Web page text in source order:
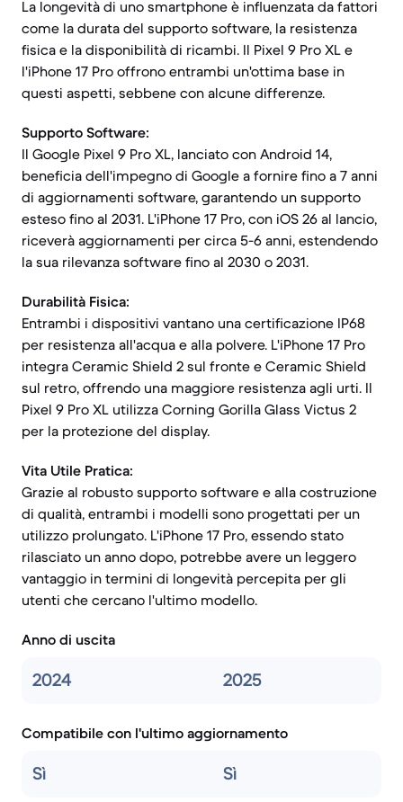
La longevità di uno smartphone è influenzata da fattori
come la durata del supporto software, la resistenza
fisica e la disponibilità di ricambi. Il Pixel 9 Pro XL e
l'iPhone 17 Pro offrono entrambi un'ottima base in
questi aspetti, sebbene con alcune differenze.
Supporto Software:
Il Google Pixel 9 Pro XL, lanciato con Android 14,
beneficia dell'impegno di Google a fornire fino a 7 anni
di aggiornamenti software, garantendo un supporto
esteso fino al 2031. L'iPhone 17 Pro, con iOS 26 al lancio,
riceverà aggiornamenti per circa 5-6 anni, estendendo
la sua rilevanza software fino al 2030 o 2031.
Durabilità Fisica:
Entrambi i dispositivi vantano una certificazione IP68
per resistenza all'acqua e alla polvere. L'iPhone 17 Pro
integra Ceramic Shield 2 sul fronte e Ceramic Shield
sul retro, offrendo una maggiore resistenza agli urti. Il
Pixel 9 Pro XL utilizza Corning Gorilla Glass Victus 2
per la protezione del display.
Vita Utile Pratica:
Grazie al robusto supporto software e alla costruzione
di qualità, entrambi i modelli sono progettati per un
utilizzo prolungato. L'iPhone 17 Pro, essendo stato
rilasciato un anno dopo, potrebbe avere un leggero
vantaggio in termini di longevità percepita per gli
utenti che cercano l'ultimo modello.
Anno di uscita
2024 2025
Compatibile con l'ultimo aggiornamento
Sì Sì